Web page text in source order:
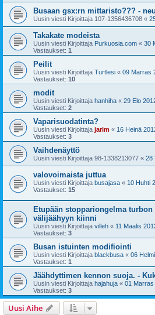
Busaan gsx:rn mittaristo??? -
Uusin viesti Kirjoittaja 107-1356436708 «
Takakate modeista
Uusin viesti Kirjoittaja Purkuosia.com « 30
Vastaukset: 1
Peilit
Uusin viesti Kirjoittaja Turtlesi « 09 Marras
Vastaukset: 10
modit
Uusin viesti Kirjoittaja hanhiha « 29 Elo
Vastaukset: 2
Vaparisuodatinta?
Uusin viesti Kirjoittaja jarim « 16 Heinä
Vastaukset: 3
Vaihdenäyttö
Uusin viesti Kirjoittaja 98-1338213077 « 28
valovoimaista juttua
Uusin viesti Kirjoittaja busajasa « 10 Huhti
Vastaukset: 15
Etupään stoppariongelma turbon
välijäähyyn kiinni
Uusin viesti Kirjoittaja villeh « 11 Maalis
Vastaukset: 3
Busan istuinten modifiointi
Uusin viesti Kirjoittaja blackbusa « 06
Vastaukset: 1
Jäähdyttimen kennon suoja. -
Uusin viesti Kirjoittaja hajahuja « 01 Marras
Vastaukset: 3
Uusi Aihe